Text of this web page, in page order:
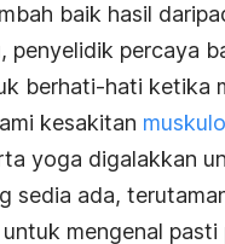
baik hasil
penyelidik percaya
berhati-hati ketika
kesakitan
yoga digalakkan
sedia ada,
untuk mengenal